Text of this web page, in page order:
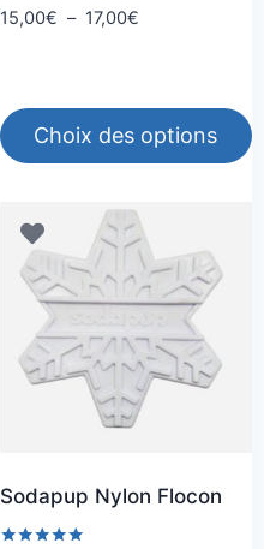
Note
5.00
15,00€ – 17,00€
à
17,00€
Choix des options
plusieurs
variations.
Les
options
sur
la
Sodapup Nylon Flocon